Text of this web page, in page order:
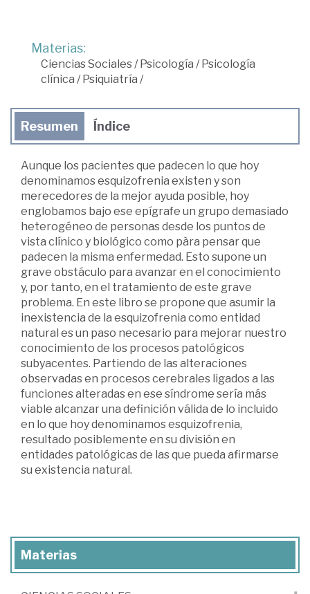
Materias:
Ciencias Sociales /Psicología /Psicología
clínica /Psiquiatría /
Resumen Índice
Aunque los pacientes que padecen lo que hoy
denominamos esquizofrenia existen y son
merecedores de la mejor ayuda posible, hoy
englobamos bajo ese epígrafe un grupo demasiado
heterogéneo de personas desde los puntos de
vista clínico y biológico como pàra pensar que
padecen la misma enfermedad. Esto supone un
grave obstáculo para avanzar en el conocimiento
y, por tanto, en el tratamiento de este grave
problema. En este libro se propone que asumir la
inexistencia de la esquizofrenia como entidad
natural es un paso necesario para mejorar nuestro
conocimiento de los procesos patológicos
subyacentes. Partiendo de las alteraciones
observadas en procesos cerebrales ligados a las
funciones alteradas en ese síndrome sería más
viable alcanzar una definición válida de lo incluido
en lo que hoy denominamos esquizofrenia,
resultado posiblemente en su división en
entidades patológicas de las que pueda afirmarse
su existencia natural.
Materias